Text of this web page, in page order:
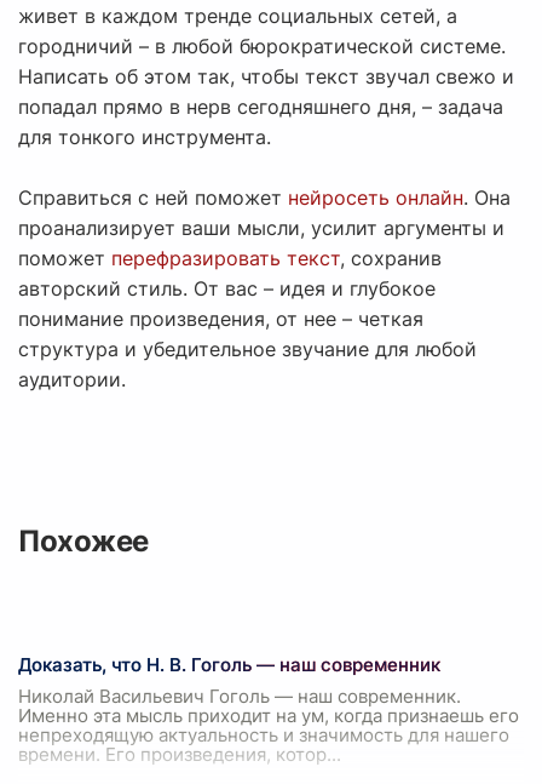
живет в каждом тренде социальных сетей, а
городничий – в любой бюрократической системе.
Написать об этом так, чтобы текст звучал свежо и
попадал прямо в нерв сегодняшнего дня, – задача
для тонкого инструмента.
Справиться с ней поможет нейросеть онлайн. Она
проанализирует ваши мысли, усилит аргументы и
поможет перефразировать текст, сохранив
авторский стиль. От вас – идея и глубокое
понимание произведения, от нее – четкая
структура и убедительное звучание для любой
аудитории.
Похожее
Доказать, что Н. В. Гоголь — наш современник
Николай Васильевич Гоголь — наш современник.
Именно эта мысль приходит на ум, когда признаешь его
непреходящую актуальность и значимость для нашего
времени. Его произведения, котор...